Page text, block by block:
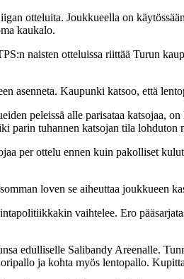
otteluita. Joukkueella on
kaukalo.
naisten otteluissa riittää Turun
asenneta. Kaupunki katsoo, että
peleissä alle parisataa katsojaa,
parin tuhannen katsojan tila
per ottelu ennen kuin pakolliset
loven se aiheuttaa joukkueen
vaihtelee. Ero
edulliselle Salibandy Areenalle.
ja kohta myös lentopallo.